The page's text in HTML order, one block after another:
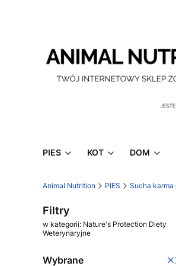
PIES KOT DOM
Animal Nutrition PIES Sucha karma
Filtry
w kategorii: Nature's Protection Diety
Weterynaryjne
Wybrane